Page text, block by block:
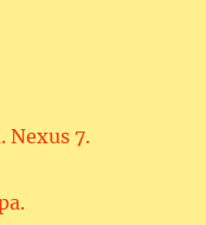
Nexus 7.